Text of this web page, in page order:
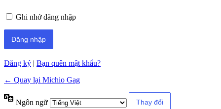
Ghi nhớ đăng nhập
Đăng ký | Bạn quên mật khẩu?
← Quay lại Michio Gag
Ngôn ngữ